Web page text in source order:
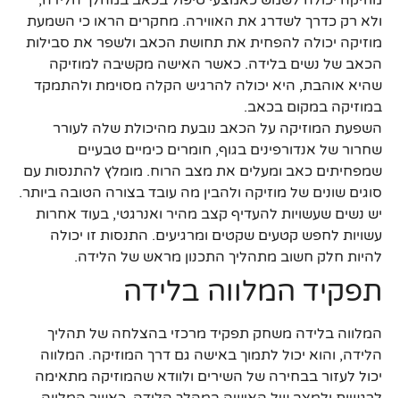
ולא רק כדרך לשדרג את האווירה. מחקרים הראו כי השמעת
מוזיקה יכולה להפחית את תחושת הכאב ולשפר את סבילות
הכאב של נשים בלידה. כאשר האישה מקשיבה למוזיקה
שהיא אוהבת, היא יכולה להרגיש הקלה מסוימת ולהתמקד
במוזיקה במקום בכאב.
השפעת המוזיקה על הכאב נובעת מהיכולת שלה לעורר
שחרור של אנדורפינים בגוף, חומרים כימיים טבעיים
שמפחיתים כאב ומעלים את מצב הרוח. מומלץ להתנסות עם
סוגים שונים של מוזיקה ולהבין מה עובד בצורה הטובה ביותר.
יש נשים שעשויות להעדיף קצב מהיר ואנרגטי, בעוד אחרות
עשויות לחפש קטעים שקטים ומרגיעים. התנסות זו יכולה
להיות חלק חשוב מתהליך התכנון מראש של הלידה.
תפקיד המלווה בלידה
המלווה בלידה משחק תפקיד מרכזי בהצלחה של תהליך
הלידה, והוא יכול לתמוך באישה גם דרך המוזיקה. המלווה
יכול לעזור בבחירה של השירים ולוודא שהמוזיקה מתאימה